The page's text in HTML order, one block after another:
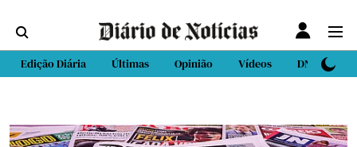
Edição Diária Últimas Opinião Vídeos DN Sport